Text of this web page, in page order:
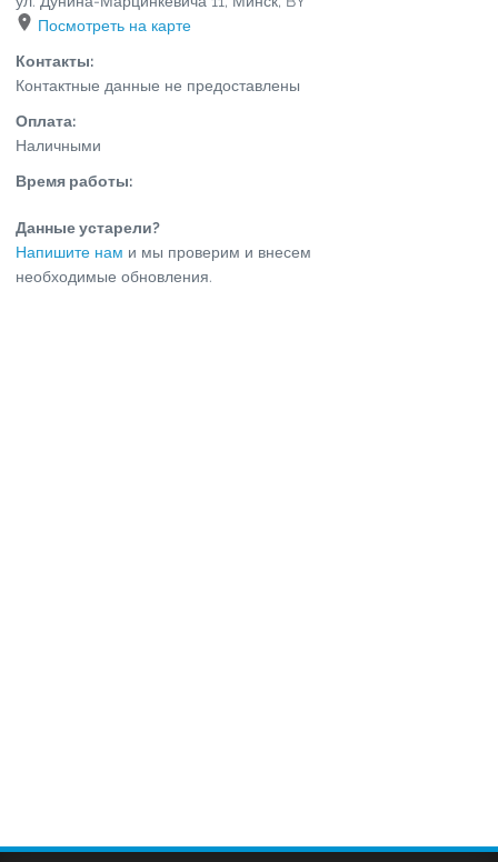
Посмотреть на карте
Контакты:
Контактные данные не предоставлены
Оплата:
Наличными
Время работы:
Данные устарели?
Напишите нам и мы проверим и внесем
необходимые обновления.